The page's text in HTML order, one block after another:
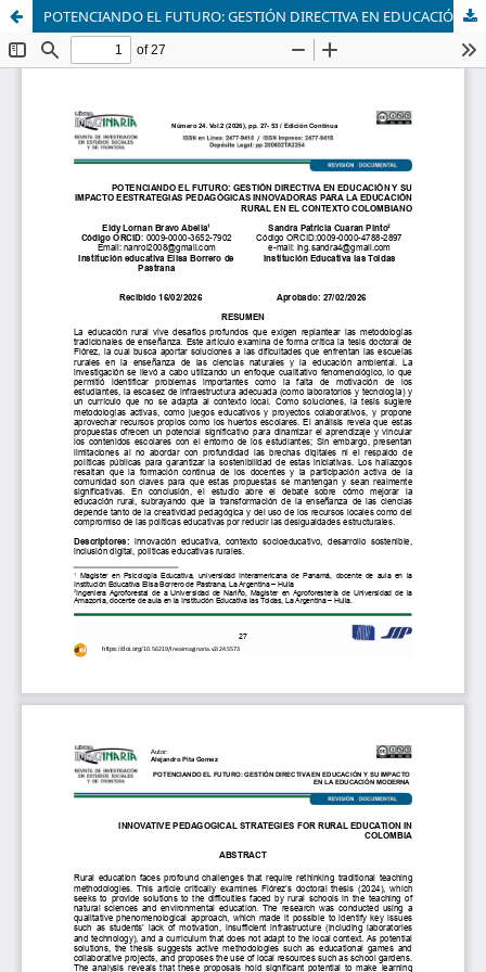
POTENCIANDO EL FUTURO: GESTIÓN DIRECTIVA EN EDUCACIÓN Y SU IMPACTO EESTRATEGIAS PEDAGÓGICAS INNOVADORAS PARA LA EDUCACIÓN RURAL EN EL CONTEXTO COLOMBIANO